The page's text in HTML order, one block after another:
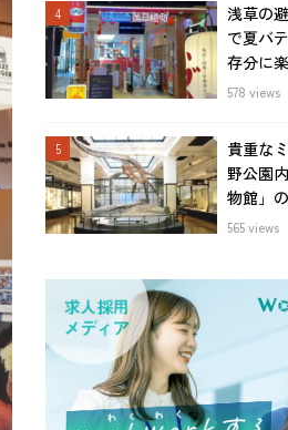
浅草の
で夏バ
存分に
578 views
貴重な
野公園
物館」
565 views